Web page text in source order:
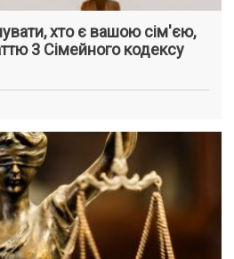
хто є вашою сім'єю,
3 Сімейного кодексу